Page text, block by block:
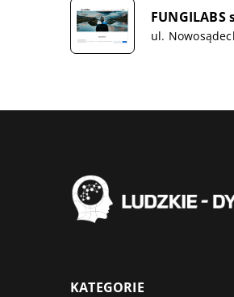
FUNGILABS
ul.
KATEGORIE